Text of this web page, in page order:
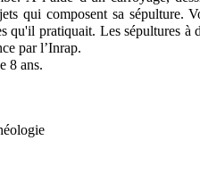
qui composent sa sépulture.
qu'il pratiquait. Les sépultures à
par l’Inrap.
8 ans.